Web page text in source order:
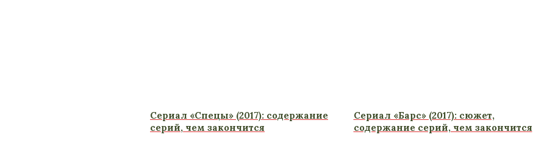
Сериал «Спецы» (2017): содержание
серий, чем закончится
Сериал «Барс» (2017): сюжет,
содержание серий, чем закончится